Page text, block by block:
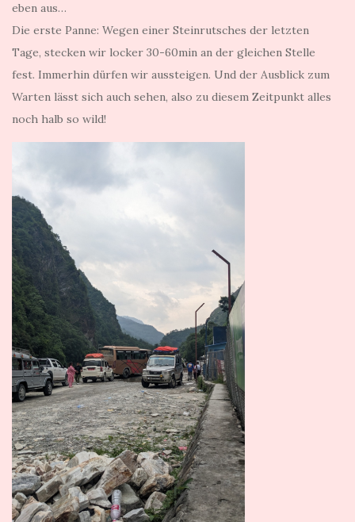
eben aus…
Die erste Panne: Wegen einer Steinrutsches der letzten
Tage, stecken wir locker 30-60min an der gleichen Stelle
fest. Immerhin dürfen wir aussteigen. Und der Ausblick zum
Warten lässt sich auch sehen, also zu diesem Zeitpunkt alles
noch halb so wild!